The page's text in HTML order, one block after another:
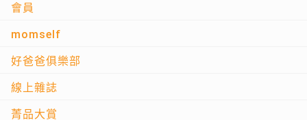
會員
momself
好爸爸俱樂部
線上雜誌
菁品大賞